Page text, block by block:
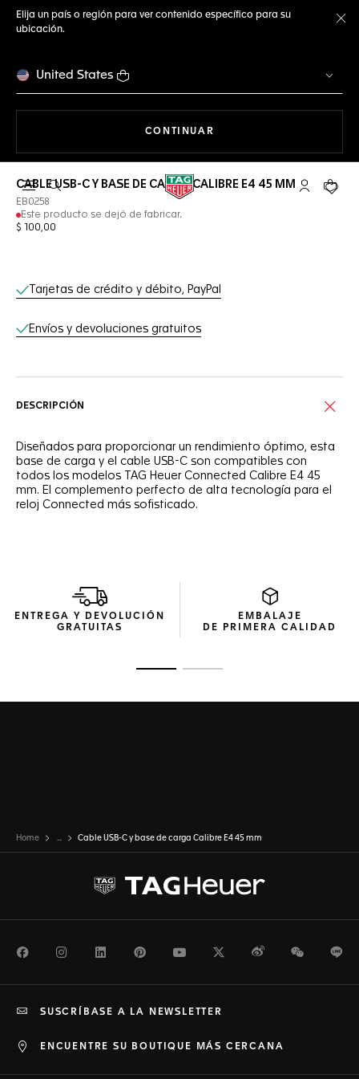
Elija un país o región para ver contenido específico para su
ubicación.
United States
CONTINUAR
Abrir el menú de búsqueda Cuenta Mi
Su
CABLE USB-C Y BASE DE CARGA CALIBRE E4 45 MM
EB0258
Este producto se dejó de fabricar.
$ 100,00
Servicios online
Tarjetas de crédito y débito, PayPal
Envíos y devoluciones gratuitos
DESCRIPCIÓN
Diseñados para proporcionar un rendimiento óptimo, esta
base de carga y el cable USB-C son compatibles con
todos los modelos TAG Heuer Connected Calibre E4 45
mm. El complemento perfecto de alta tecnología para el
reloj Connected más sofisticado.
ENTREGA Y DEVOLUCIÓN
GRATUITAS
EMBALAJE
DE PRIMERA CALIDAD
Home ... Cable USB-C y base de carga Calibre E4 45 mm
FacebookInstagramLinkedInPinterestYoutubeTwitterWeiboWeChat
ENCUENTRE SU BOUTIQUE MÁS CERCANA
SUSCRÍBASE A LA NEWSLETTER